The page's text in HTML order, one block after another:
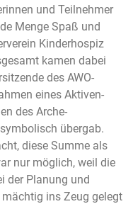
und Teilnehmer
Menge Spaß und
Kinderhospiz
kamen dabei
des AWO-
eines Aktiven-
des Arche-
übergab.
diese Summe als
nur möglich, weil die
der Planung und
ins Zeug gelegt